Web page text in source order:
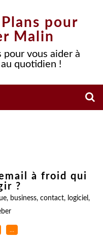
pour
Malin
pour vous aider à
quotidien !
à froid qui
?
, business, contact, logiciel ,
…